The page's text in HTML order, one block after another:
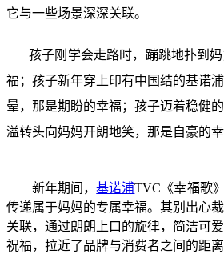
它与一些场景深深关联。
孩子刚学会走路时，蹦跳地扑到
福；孩子新年穿上印有中国结的基诺
晕，那是期盼的幸福；孩子迈着稳健
溢转头向妈妈开朗地笑，那是自豪的
新年期间，基诺浦TVC《幸福歌
传递属于妈妈的专属幸福。其别出心
关联，通过朗朗上口的旋律，简洁可
祝福，拉近了品牌与消费者之间的距离